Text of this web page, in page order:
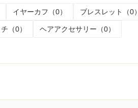
イヤーカフ（0） ブレスレット（0）
（0） ヘアアクセサリー（0）